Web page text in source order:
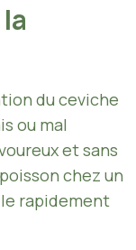
du ceviche
ou mal
et sans
chez un
rapidement